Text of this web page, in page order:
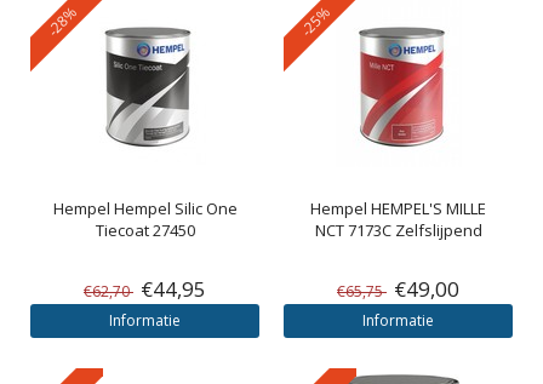
-28%
Hempel Hempel Silic One
Tiecoat 27450
€62,70 €44,95
Informatie
-25%
Hempel HEMPEL'S MILLE
NCT 7173C Zelfslijpend
€65,75 €49,00
Informatie